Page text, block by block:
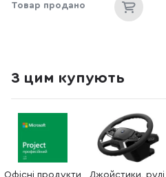
Товар продано
З цим купують
Офісні продукти
Джойстики, рулі